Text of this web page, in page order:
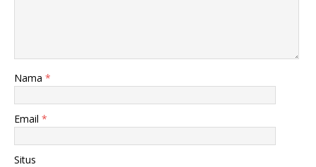
Nama *
Email *
Situs